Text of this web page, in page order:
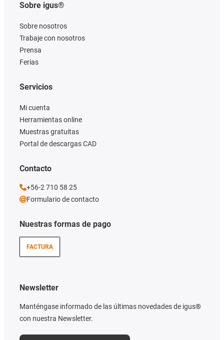
Sobre igus®
Sobre nosotros
Trabaje con nosotros
Prensa
Ferias
Nuestras formas de pago
FACTURA
Servicios
Mi cuenta
Herramientas online
Muestras gratuitas
Portal de descargas CAD
Newsletter
Manténgase informado de las últimas novedades de igus®
con nuestra Newsletter.
Contacto
+56-2 710 58 25
Formulario de contacto